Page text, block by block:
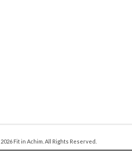
Fit in Achim. All Rights Reserved.